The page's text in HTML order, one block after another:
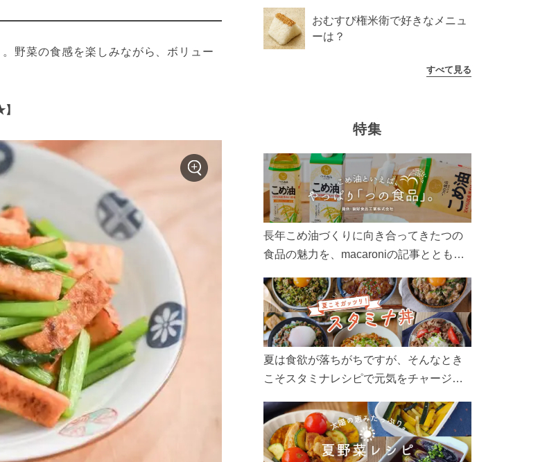
野菜の食感を楽しみながら、ボリュー
おむすび権米衛で好きなメニュ
ーは？
すべて見る
特集
長年こめ油づくりに向き合ってきたつの
食品の魅力を、macaroniの記事とともに
ん、製造現場や品質へのこだわりまで。
こめ油をもっと好きになるコンテンツを
ぜひお楽しみください。
夏は食欲が落ちがちですが、そんなとき
こそスタミナレシピで元気をチャージ！
リ食べて、夏バテを吹き飛ばしましょ
う！